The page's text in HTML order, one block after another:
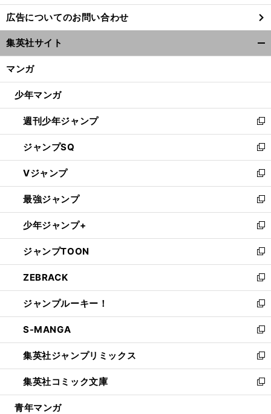
し
い
ウ
ィ
ン
ウ
開
く
広告についてのお問い合わせ
集英社サイト
マンガ
少年マンガ
週刊少年ジャンプ
新
し
い
ウ
ィ
ン
ド
ウ
で
開
く
ジャンプSQ
新
し
い
ウ
ィ
ン
ド
ウ
で
開
く
Vジャンプ
新
し
い
ウ
ィ
ン
ド
ウ
で
開
く
最強ジャンプ
新
し
い
ウ
ィ
ン
ド
ウ
で
開
く
少年ジャンプ+
新
し
い
ウ
ィ
ン
ド
ウ
で
開
く
ジャンプTOON
新
し
い
ウ
ィ
ン
ド
ウ
で
開
く
ZEBRACK
新
し
い
ウ
ィ
ン
ド
ウ
で
開
ジャンプルーキー！
新
し
い
ウ
ィ
ン
ド
ウ
S-MANGA
新
し
い
ウ
ィ
ン
集英社ジャンプリミックス
新
し
い
ウ
集英社コミック文庫
新
し
青年マンガ